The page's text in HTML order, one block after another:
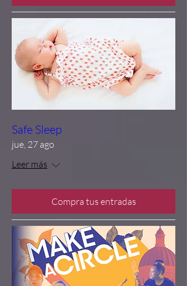
Safe Sleep
jue, 27 ago
Leer más
Compra tus entradas